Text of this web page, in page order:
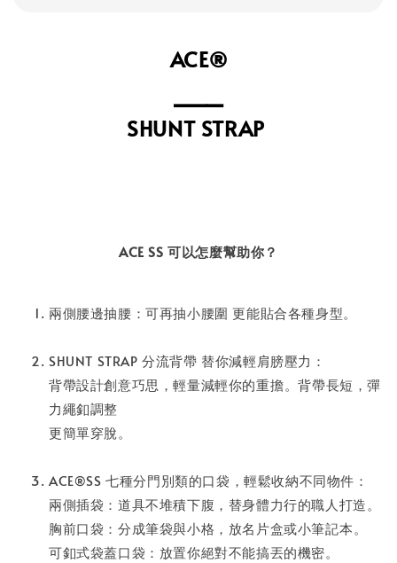
ACE®
⁣SHUNT STRAP
ACE SS 可以怎麼幫助你？
兩側腰邊抽腰：可再抽小腰圍 更能貼合各種身型。⁣
SHUNT STRAP 分流背帶 替你減輕肩膀壓力：
背帶設計創意巧思，輕量減輕你的重擔⁣。背帶長短，彈
力繩釦調整
更簡單穿脫。⁣
ACE®SS 七種分門別類的口袋，輕鬆收納不同物件：
兩側插袋：道具不堆積下腹，替身體力行的職人打造。
胸前口袋：分成筆袋與小格，放名片盒或小筆記本⁣。
可釦式袋蓋口袋：放置你絕對不能搞丟的機密。